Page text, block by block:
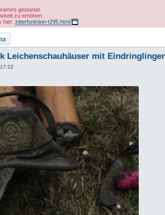
gestartet.
zu erhöhen.
hier: zitierfunktion-t295.html
Leichenschauhäuser mit